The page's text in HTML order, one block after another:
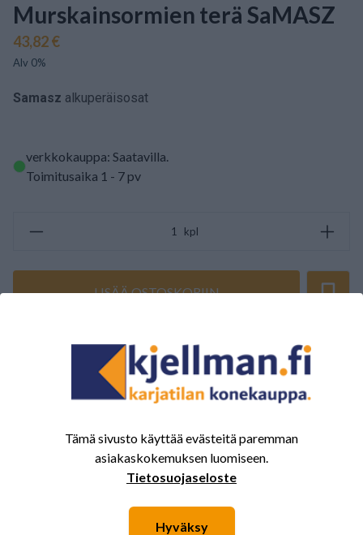
Murskainsormien terä SaMASZ
43,82 €
Alv 0%
Samasz alkuperäisosat
verkkokauppa: Saatavilla.
Toimitusaika 1 - 7 pv
kpl
LISÄÄ OSTOSKORIIN
ARVOSTELUJEN YHTEENVETO
(0/5) Yhteensä 0 Arvostelut
Tämä sivusto käyttää evästeitä paremman
asiakaskokemuksen luomiseen.
Tietosuojaseloste
Hyväksy